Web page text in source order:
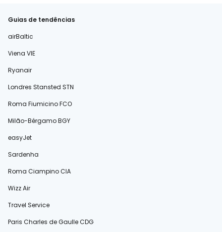
Guias de tendências
airBaltic
Viena VIE
Ryanair
Londres Stansted STN
Roma Fiumicino FCO
Milão-Bérgamo BGY
easyJet
Sardenha
Roma Ciampino CIA
Wizz Air
Travel Service
Paris Charles de Gaulle CDG